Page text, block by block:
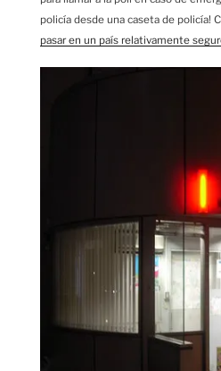
policía desde una caseta de policía!
pasar en un país relativamente